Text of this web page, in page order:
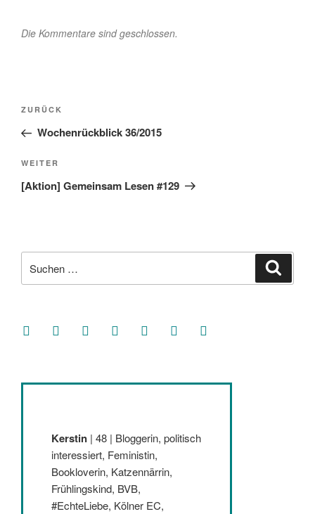
Die Kommentare sind geschlossen.
Beitragsnavigation
Vorheriger
Beitrag
ZURÜCK
Wochenrückblick 36/2015
Nächster
Beitrag
WEITER
[Aktion] Gemeinsam Lesen #129
nach:
facebooksoundcloud
twitter mastodoninstagramthreads goodreads
Kerstin | 48 | Bloggerin, politisch
interessiert, Feministin,
Bookloverin, Katzennärrin,
Frühlingskind, BVB,
#EchteLiebe, Kölner EC,